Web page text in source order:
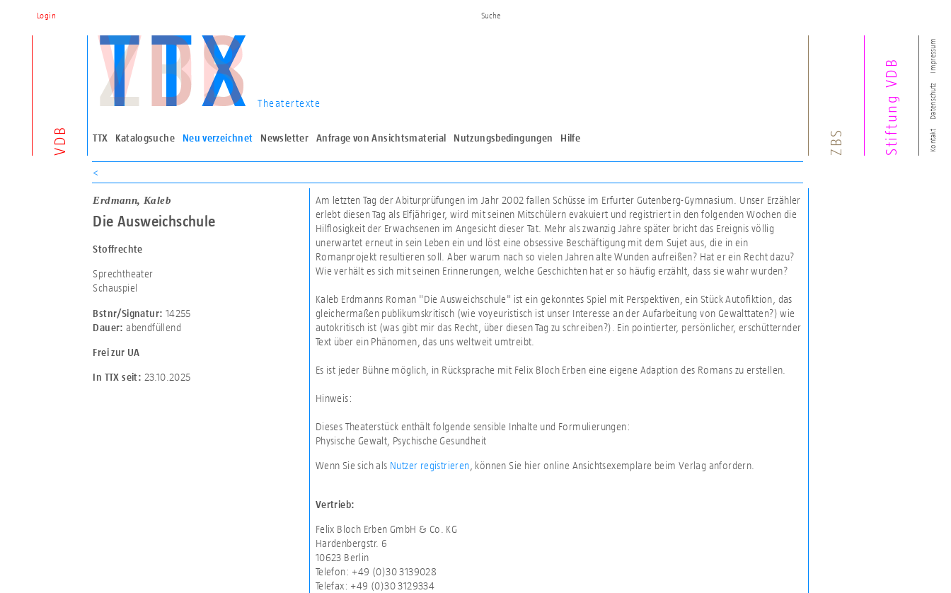
Kontakt
Datenschutz
Impressum
VDB
Theatertexte
TTX Katalogsuche Neu verzeichnet Newsletter Anfrage von Ansichtsmaterial Nutzungsbedingungen Hilfe ZBS Stiftung VDB
Login
<
Erdmann, Kaleb
Die Ausweichschule
Stoffrechte
Sprechtheater
Schauspiel
Bstnr/Signatur: 14255
Dauer:abendfüllend
Frei zur UA
In TTX seit: 23.10.2025
Am letzten Tag der Abiturprüfungen im Jahr 2002 fallen Schüsse im Erfurter Gutenberg-Gymnasium. Unser Erzähler
erlebt diesen Tag als Elfjähriger, wird mit seinen Mitschülern evakuiert und registriert in den folgenden Wochen die
Hilflosigkeit der Erwachsenen im Angesicht dieser Tat. Mehr als zwanzig Jahre später bricht das Ereignis völlig
unerwartet erneut in sein Leben ein und löst eine obsessive Beschäftigung mit dem Sujet aus, die in ein
Romanprojekt resultieren soll. Aber warum nach so vielen Jahren alte Wunden aufreißen? Hat er ein Recht dazu?
Wie verhält es sich mit seinen Erinnerungen, welche Geschichten hat er so häufig erzählt, dass sie wahr wurden?
Kaleb Erdmanns Roman "Die Ausweichschule" ist ein gekonntes Spiel mit Perspektiven, ein Stück Autofiktion, das
gleichermaßen publikumskritisch (wie voyeuristisch ist unser Interesse an der Aufarbeitung von Gewalttaten?) wie
autokritisch ist (was gibt mir das Recht, über diesen Tag zu schreiben?). Ein pointierter, persönlicher, erschütternder
Text über ein Phänomen, das uns weltweit umtreibt.
Es ist jeder Bühne möglich, in Rücksprache mit Felix Bloch Erben eine eigene Adaption des Romans zu erstellen.
Hinweis:
Dieses Theaterstück enthält folgende sensible Inhalte und Formulierungen:
Physische Gewalt, Psychische Gesundheit
Wenn Sie sich als Nutzer registrieren , können Sie hier online Ansichtsexemplare beim Verlag anfordern.
Vertrieb:
Felix Bloch Erben GmbH & Co. KG
Hardenbergstr. 6
10623 Berlin
Telefon: +49 (0)30 3139028
Telefax: +49 (0)30 3129334